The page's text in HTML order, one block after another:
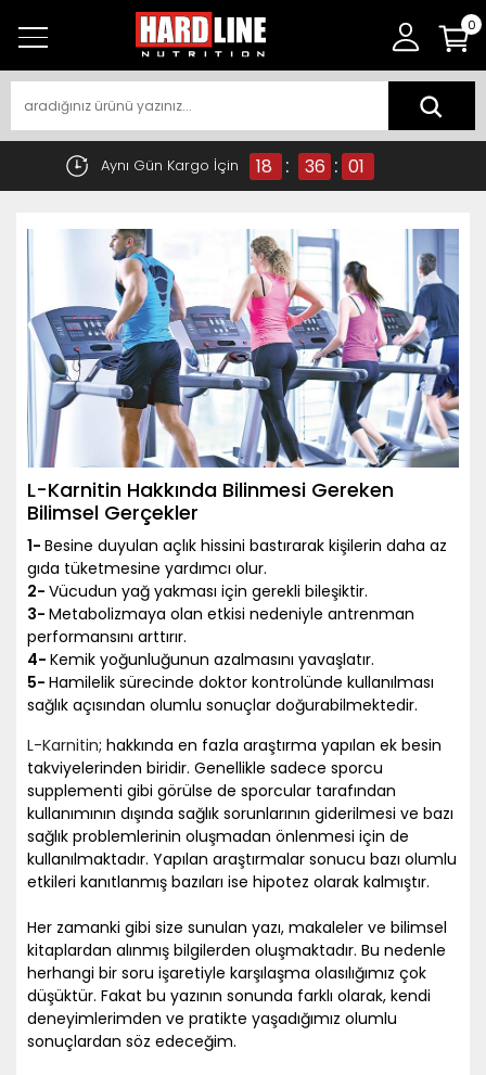
0
Aynı Gün Kargo İçin 18 : 36 : 00
L-Karnitin Hakkında Bilinmesi Gereken
Bilimsel Gerçekler
1- Besine duyulan açlık hissini bastırarak kişilerin daha az
gıda tüketmesine yardımcı olur.
2- Vücudun yağ yakması için gerekli bileşiktir.
3- Metabolizmaya olan etkisi nedeniyle antrenman
performansını arttırır.
4- Kemik yoğunluğunun azalmasını yavaşlatır.
5- Hamilelik sürecinde doktor kontrolünde kullanılması
sağlık açısından olumlu sonuçlar doğurabilmektedir.
L-Karnitin; hakkında en fazla araştırma yapılan ek besin
takviyelerinden biridir. Genellikle sadece sporcu
supplementi gibi görülse de sporcular tarafından
kullanımının dışında sağlık sorunlarının giderilmesi ve bazı
sağlık problemlerinin oluşmadan önlenmesi için de
kullanılmaktadır. Yapılan araştırmalar sonucu bazı olumlu
etkileri kanıtlanmış bazıları ise hipotez olarak kalmıştır.
Her zamanki gibi size sunulan yazı, makaleler ve bilimsel
kitaplardan alınmış bilgilerden oluşmaktadır. Bu nedenle
herhangi bir soru işaretiyle karşılaşma olasılığımız çok
düşüktür. Fakat bu yazının sonunda farklı olarak, kendi
deneyimlerimden ve pratikte yaşadığımız olumlu
sonuçlardan söz edeceğim.